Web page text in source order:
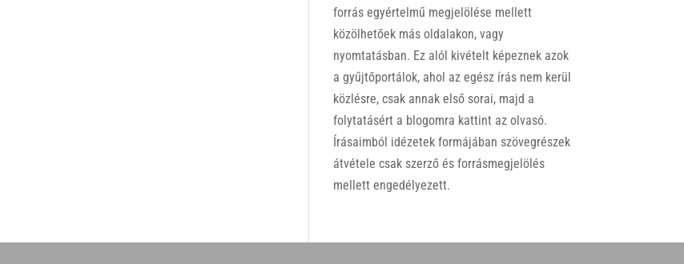
forrás egyértelmű megjelölése mellett
közölhetőek más oldalakon, vagy
nyomtatásban. Ez alól kivételt képeznek azok
a gyűjtőportálok, ahol az egész írás nem kerül
közlésre, csak annak első sorai, majd a
folytatásért a blogomra kattint az olvasó.
Írásaimból idézetek formájában szövegrészek
átvétele csak szerző és forrásmegjelölés
mellett engedélyezett.